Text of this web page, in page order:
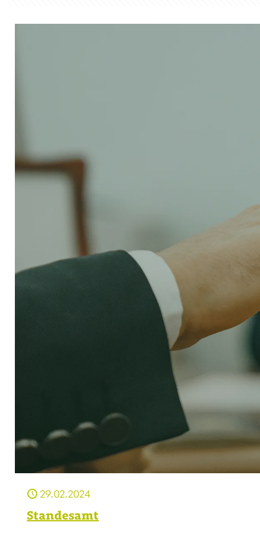
29.02.2024
Standesamt